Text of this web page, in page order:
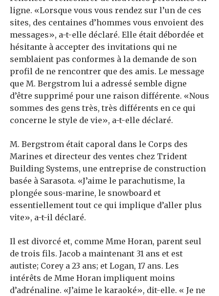
ligne. «Lorsque vous vous rendez sur l’un de ces
sites, des centaines d’hommes vous envoient des
messages», a-t-elle déclaré. Elle était débordée et
hésitante à accepter des invitations qui ne
semblaient pas conformes à la demande de son
profil de ne rencontrer que des amis. Le message
que M. Bergstrom lui a adressé semble digne
d’être supprimé pour une raison différente. «Nous
sommes des gens très, très différents en ce qui
concerne le style de vie», a-t-elle déclaré.
M. Bergstrom était caporal dans le Corps des
Marines et directeur des ventes chez Trident
Building Systems, une entreprise de construction
basée à Sarasota. «J’aime le parachutisme, la
plongée sous-marine, le snowboard et
essentiellement tout ce qui implique d’aller plus
vite», a-t-il déclaré.
Il est divorcé et, comme Mme Horan, parent seul
de trois fils. Jacob a maintenant 31 ans et est
autiste; Corey a 23 ans; et Logan, 17 ans. Les
intérêts de Mme Horan impliquent moins
d’adrénaline. «J’aime le karaoké», dit-elle. « Je ne